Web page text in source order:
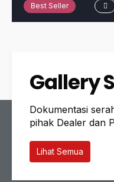
Best Seller
Gallery
Dokumentasi
pihak Dealer dan
Lihat Semua